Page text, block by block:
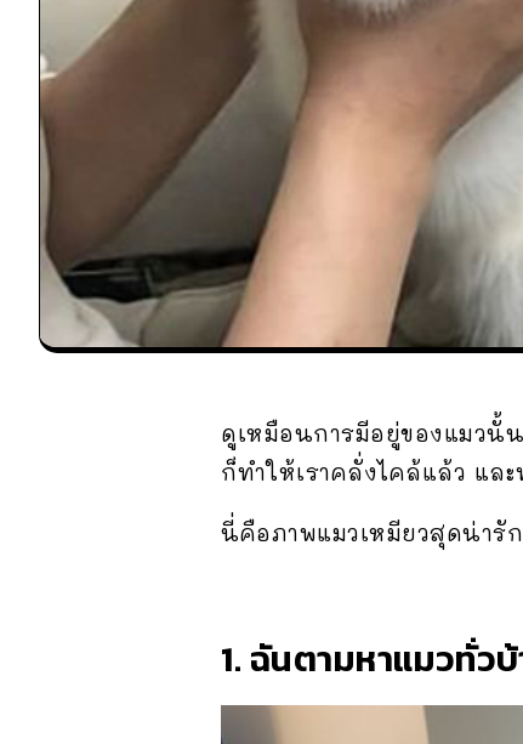
ดูเหมือนการมีอยู่ของแมวนั้
ก็ทำให้เราคลั่งไคล้แล้ว แล
นี่คือภาพแมวเหมียวสุดน่ารั
1. ฉันตามหาแมวทั่ว